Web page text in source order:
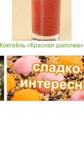
Коктейль «Красная шапочка»